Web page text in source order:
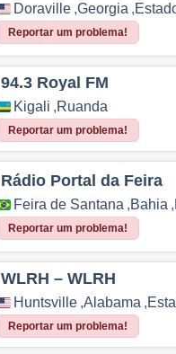
Doraville ,Georgia ,
Reportar um problema!
94.3 Royal FM
Kigali ,Ruanda
Reportar um problema!
Rádio Portal da Feira
Feira de Santana ,Bahia ,
Reportar um problema!
WLRH – WLRH
Huntsville ,Alabama ,
Reportar um problema!